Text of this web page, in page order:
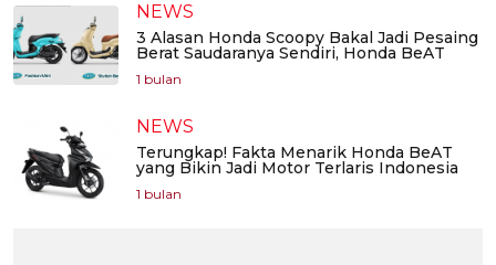
NEWS
3 Alasan Honda Scoopy Bakal Jadi Pesaing
Berat Saudaranya Sendiri, Honda BeAT
1 bulan
NEWS
Terungkap! Fakta Menarik Honda BeAT
yang Bikin Jadi Motor Terlaris Indonesia
1 bulan